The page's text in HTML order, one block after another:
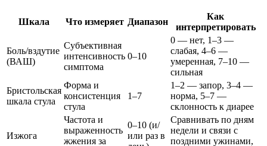
Шкала Что измеряет Диапазон
Как
интерпретировать
Боль/вздутие
(ВАШ)
Субъективная
интенсивность
симптома
0–10
0 — нет, 1–3 —
слабая, 4–6 —
умеренная, 7–10 —
сильная
Бристольская
шкала стула
Форма и
консистенция
стула
1–7
1–2 — запор, 3–4 —
норма, 5–7 —
склонность к диарее
Изжога
Частота и
выраженность
жжения за
0–10 (и/
или раз в
Сравнивать по дням
недели и связи с
поздними ужинами,